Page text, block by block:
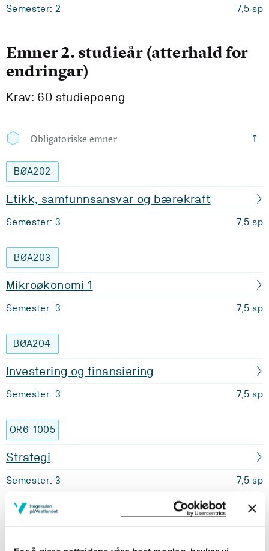
Semester: 2 7,5 sp
Emner 2. studieår (atterhald for
endringar)
Krav: 60 studiepoeng
Obligatoriske emner
BØA202
Etikk, samfunnsansvar og bærekraft
Semester: 3 7,5 sp
BØA203
Mikroøkonomi 1
Semester: 3 7,5 sp
BØA204
Investering og finansiering
Semester: 3 7,5 sp
OR6-1005
Strategi
Semester: 3 7,5 sp